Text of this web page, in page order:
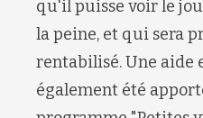
qu'il puisse voir le
la peine, et qui sera
rentabilisé. Une aide
également été